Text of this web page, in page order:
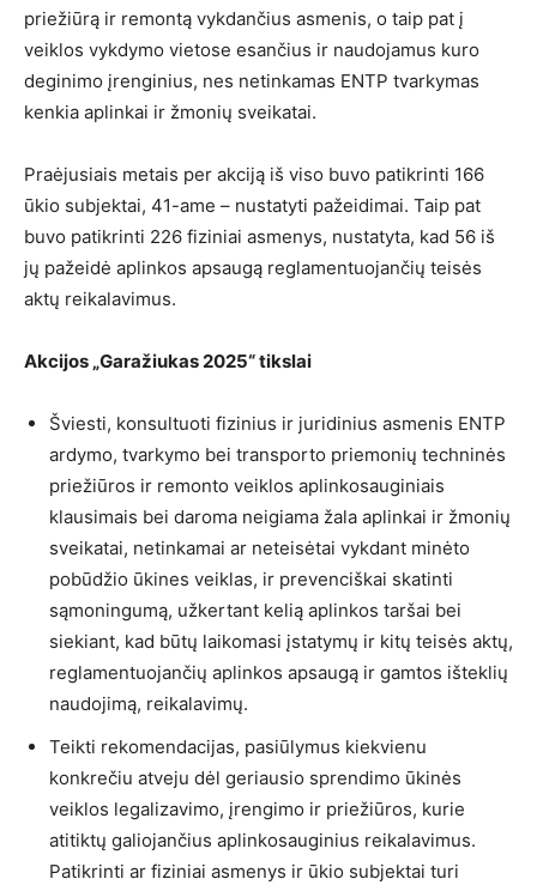
priežiūrą ir remontą vykdančius asmenis, o taip pat į
veiklos vykdymo vietose esančius ir naudojamus kuro
deginimo įrenginius, nes netinkamas ENTP tvarkymas
kenkia aplinkai ir žmonių sveikatai.
Praėjusiais metais per akciją iš viso buvo patikrinti 166
ūkio subjektai, 41-ame – nustatyti pažeidimai. Taip pat
buvo patikrinti 226 fiziniai asmenys, nustatyta, kad 56 iš
jų pažeidė aplinkos apsaugą reglamentuojančių teisės
aktų reikalavimus.
Akcijos „Garažiukas 2025“ tikslai
Šviesti, konsultuoti fizinius ir juridinius asmenis ENTP
ardymo, tvarkymo bei transporto priemonių techninės
priežiūros ir remonto veiklos aplinkosauginiais
klausimais bei daroma neigiama žala aplinkai ir žmonių
sveikatai, netinkamai ar neteisėtai vykdant minėto
pobūdžio ūkines veiklas, ir prevenciškai skatinti
sąmoningumą, užkertant kelią aplinkos taršai bei
siekiant, kad būtų laikomasi įstatymų ir kitų teisės aktų,
reglamentuojančių aplinkos apsaugą ir gamtos išteklių
naudojimą, reikalavimų.
Teikti rekomendacijas, pasiūlymus kiekvienu
konkrečiu atveju dėl geriausio sprendimo ūkinės
veiklos legalizavimo, įrengimo ir priežiūros, kurie
atitiktų galiojančius aplinkosauginius reikalavimus.
Patikrinti ar fiziniai asmenys ir ūkio subjektai turi